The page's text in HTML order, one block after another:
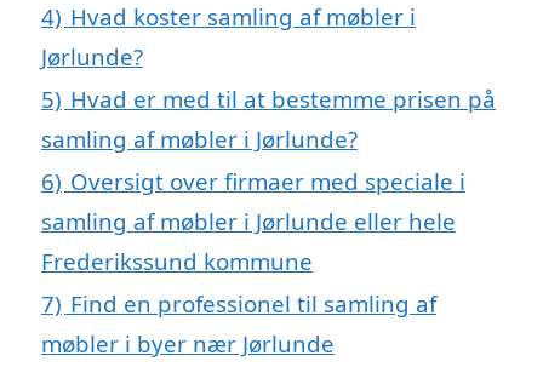
4) Hvad koster samling af møbler i
Jørlunde?
5) Hvad er med til at bestemme prisen på
samling af møbler i Jørlunde?
6) Oversigt over firmaer med speciale i
samling af møbler i Jørlunde eller hele
Frederikssund kommune
7) Find en professionel til samling af
møbler i byer nær Jørlunde